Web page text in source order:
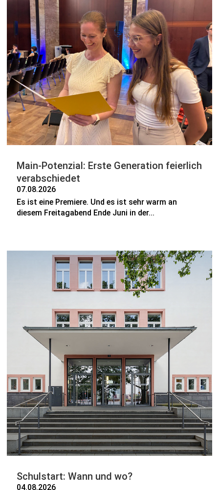
Main-Potenzial: Erste Generation feierlich
verabschiedet
07.08.2026
Es ist eine Premiere. Und es ist sehr warm an
diesem Freitagabend Ende Juni in der...
Schulstart: Wann und wo?
04.08.2026